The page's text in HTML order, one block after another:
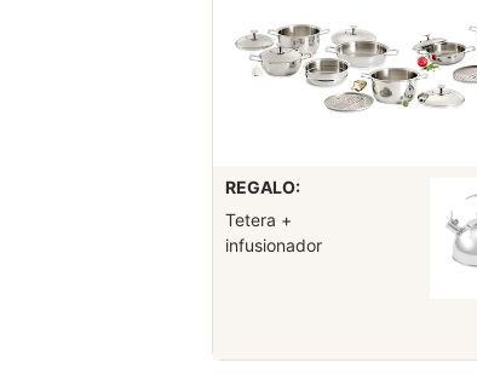
REGALO:
Tetera +
infusionador